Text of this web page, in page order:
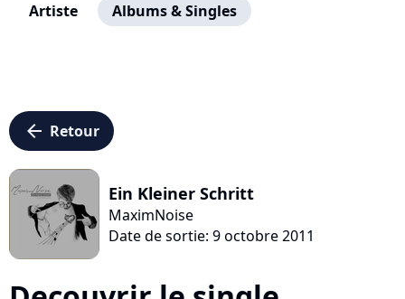
Artiste Albums & Singles
arrow_left Retour
Ein Kleiner Schritt
MaximNoise
Date de sortie: 9 octobre 2011